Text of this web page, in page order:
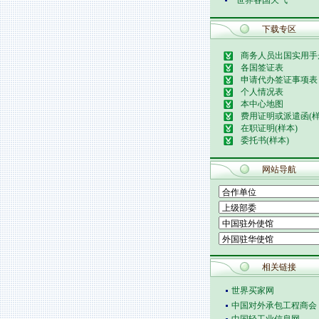
下载专区
商务人员出国实用
各国签证表
申请代办签证事项表
个人情况表
本中心地图
费用证明或派遣函(
在职证明(样本)
委托书(样本)
网站导航
相关链接
世界买家网
中国对外承包工程商会